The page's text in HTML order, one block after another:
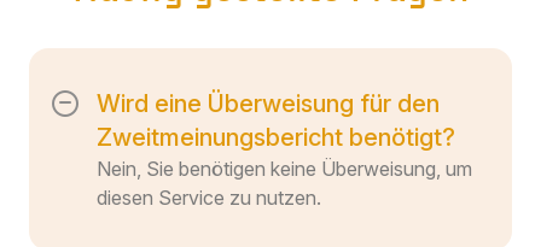
Wird eine Überweisung für den
Zweitmeinungsbericht benötigt?
Nein, Sie benötigen keine Überweisung, um
diesen Service zu nutzen.